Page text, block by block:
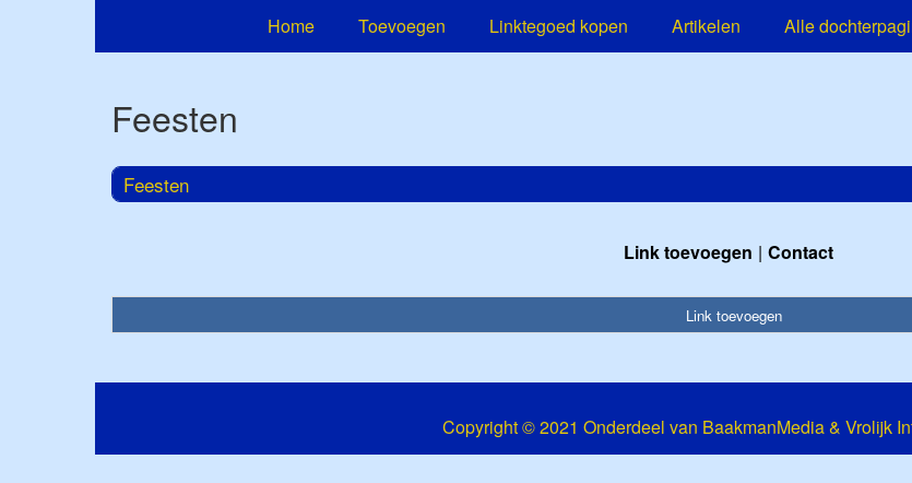
Home Toevoegen Linktegoed kopen Artikelen Alle
Feesten
Feesten
Link toevoegen Contact
Link toevoegen
Copyright © 2021 Onderdeel van BaakmanMedia& Vrolijk